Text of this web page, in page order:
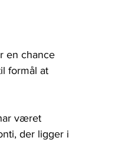
en chance
formål at
været
der ligger i